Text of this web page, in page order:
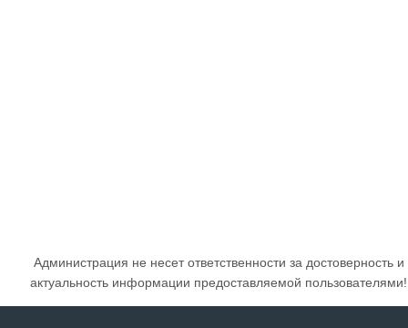
Администрация не несет ответственности за достоверность и
актуальность информации предоставляемой пользователями!